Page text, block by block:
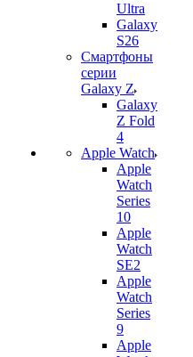
Ultra
Galaxy
S26
Смартфоны
серии
Galaxy Z
Galaxy
Z Fold
4
Apple Watch
Apple
Watch
Series
10
Apple
Watch
SE2
Apple
Watch
Series
9
Apple